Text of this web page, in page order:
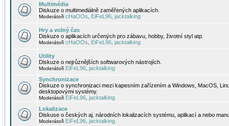
Multimédia
Diskuze o multimediálně zaměřených aplikacích.
Moderátoři cHaOOs EiFeL96 jacktalking
Hry a volný čas
Diskuze o aplikacích určených pro zábavu, hobby, životní styl atp.
Moderátoři cHaOOs EiFeL96 jacktalking
Utility
Diskuze o nejrůznějších softwarových nástrojích.
Moderátoři EiFeL96 jacktalking
Synchronizace
Diskuze o synchronizaci mezi kapesním zařízením a Windows, MacOS,
desktopovými systémy.
Moderátoři EiFeL96 jacktalking
Lokalizace
Diskuse o českých aj. národních lokalizacích systému, aplikací a nebo
Moderátoři EiFeL96 jacktalking